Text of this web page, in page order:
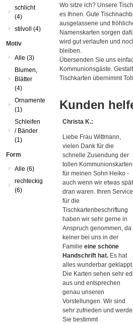
Wo sitze ich? Unsere
es Ihnen. Gute
ausgelassene und
Namenskarten sorgen
wird gut verlaufen und
bleiben.
Übersenden Sie uns
Kommunionsgäste.
Tischkarten übernimmt
Kunden
Christa K.:
Liebe Frau Wittmann,
vielen Dank für die
schnelle Zusendung der
tollen Kommunionskarten
für meinen Sohn Heiko -
auch wenn wir etwas spät
dran waren. Ihren Service
für die
Tischkartenbeschriftung
haben wir sehr gerne in
Anspruch genommen, da
keiner bei uns in der
Familieeine schöne
Handschrift hat. Es hat
alles wunderbar geklappt.
Die Karten sehen sehr
aus und entsprechen
genau unseren
Vorstellungen. Wir sind
sehr zufrieden und
Sie bestimmt
schlicht
(4)
stilvoll (4)
Motiv
Alle (3)
Blumen,
Blätter
(4)
Ornamente
(1)
Schleifen
/ Bänder
(1)
Form
Alle (6)
rechteckig
(6)